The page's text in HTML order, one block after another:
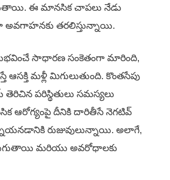
ఈ మానసిక చాపలు నేడు
అవగాహనకు తరలిస్తున్నాయి.
సాధారణ సంకెతంగా మారింది,
ఆసక్తి మళ్లీ మిగులుతుంది. కొంతసేపు
తెరిచిన పరిస్థితులు సమస్యలు
ఆరోగ్యంపై దీనికి దారితీసే నెగటివ్
రుజువులున్నాయి. అలాగే,
మరియు అవరోధాలకు